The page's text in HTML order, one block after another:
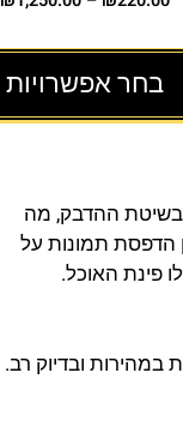
בחר אפשרויות
בשיטת ההדבק, מה
הדפסת תמונות על
פינת האוכל.
ובדיוק רב.